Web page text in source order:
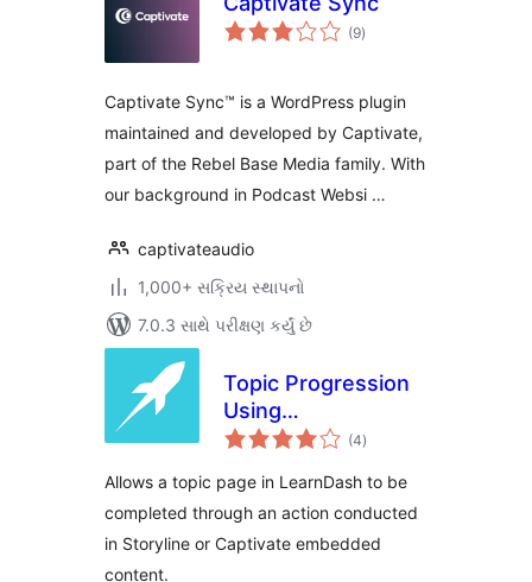
(9કુલ
રેટિંગ્સ
)
Captivate Sync™ is a WordPress plugin
maintained and developed by Captivate,
part of the Rebel Base Media family. With
our background in Podcast Websi …
captivateaudio
1,000+ સક્રિય સ્થાપનો
7.0.3 સાથે પરીક્ષણ કર્યું છે
Topic Progression
Using
Storyline/Captivate
(4કુલ
રેટિંગ્સ
)
Allows a topic page in LearnDash to be
completed through an action conducted
in Storyline or Captivate embedded
content.